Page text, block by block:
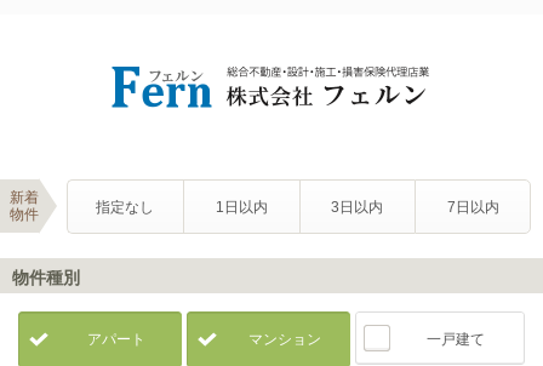
新着
物件
指定なし 1日以内 3日以内 7日以内
物件種別
アパート マンション 一戸建て